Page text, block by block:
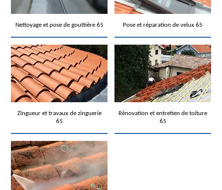
Nettoyage et pose de gouttière 65 Pose et réparation de velux 65
Zingueur et travaux de zinguerie
65
Rénovation et entretien de toiture
65